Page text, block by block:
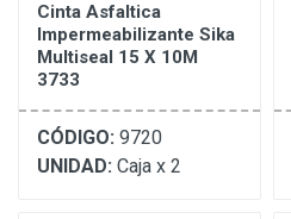
Cinta Asfaltica
Impermeabilizante Sika
Multiseal 15 X 10M
3733
CÓDIGO: 9720
UNIDAD: Caja x 2